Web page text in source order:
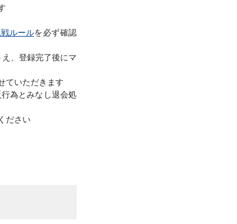
ルールを必ず確認
、登録完了後にマ
ていただきます
為とみなし退会処
ださい